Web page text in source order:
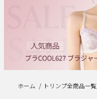
ホーム トリンプ全商品一覧